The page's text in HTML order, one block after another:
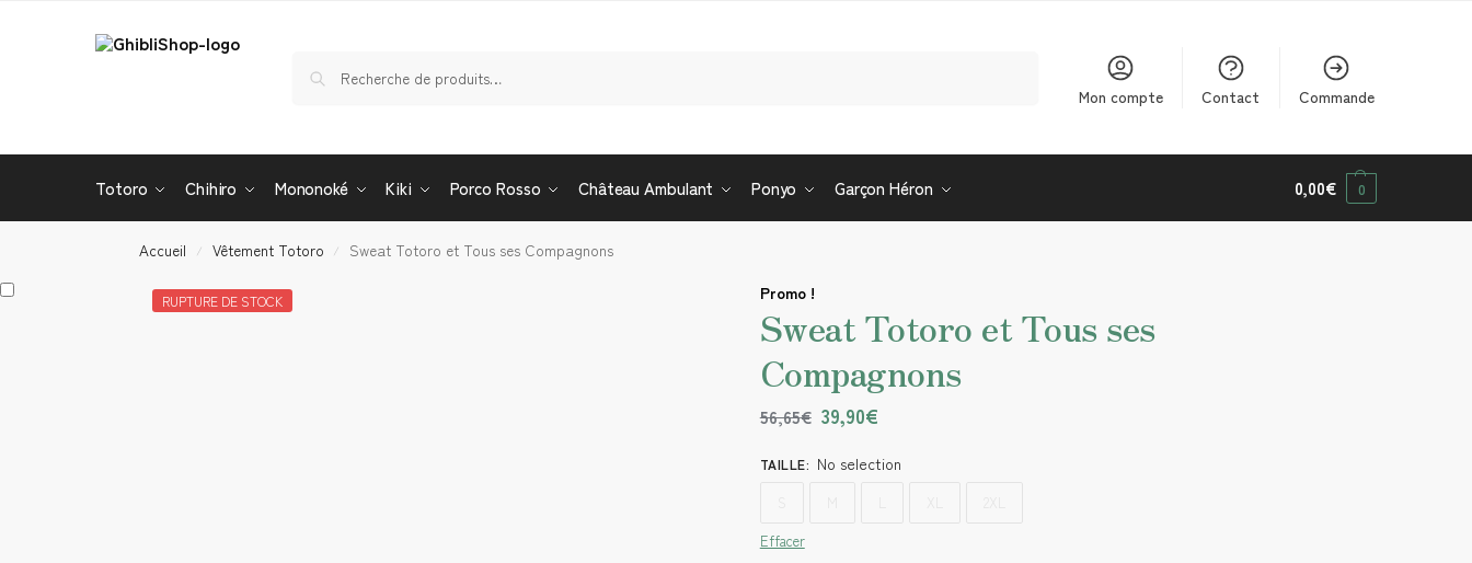
Mon compte Contact Commande
Totoro Chihiro Mononoké Kiki Porco Rosso Château Ambulant Ponyo Garçon Héron 0,00€ 0
Accueil / Vêtement Totoro / Sweat Totoro et Tous ses Compagnons
RUPTURE DE STOCK Promo !
Sweat Totoro et Tous ses
Compagnons
56,65€ 39,90€
TAILLE: No selection
Effacer